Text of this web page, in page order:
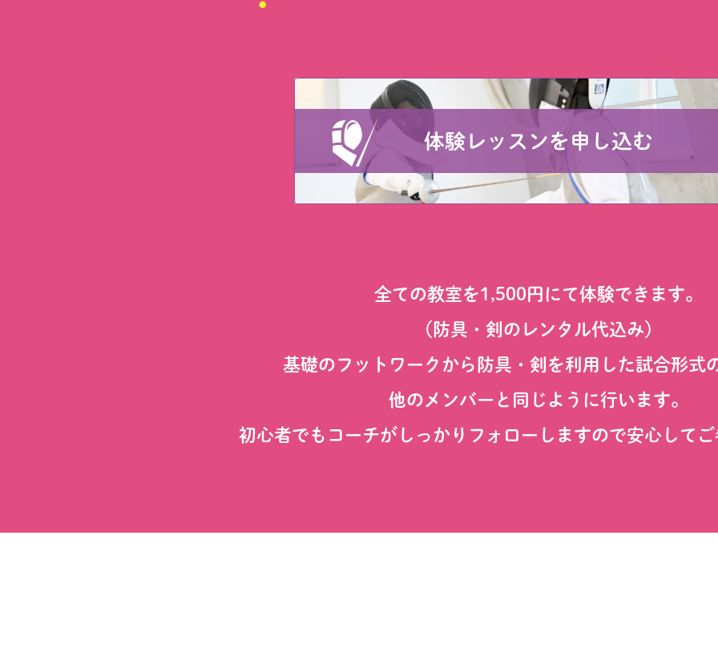
全ての教室を1,500円にて体験できます。
（防具・剣のレンタル代込み）
基礎のフットワークから防具・剣を利用した試合形式
他のメンバーと同じように行います。
初心者でもコーチがしっかりフォローしますので安心して